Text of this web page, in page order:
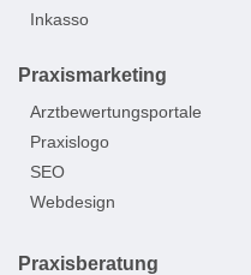
Inkasso
Praxismarketing
Arztbewertungsportale
Praxislogo
SEO
Webdesign
Praxisberatung